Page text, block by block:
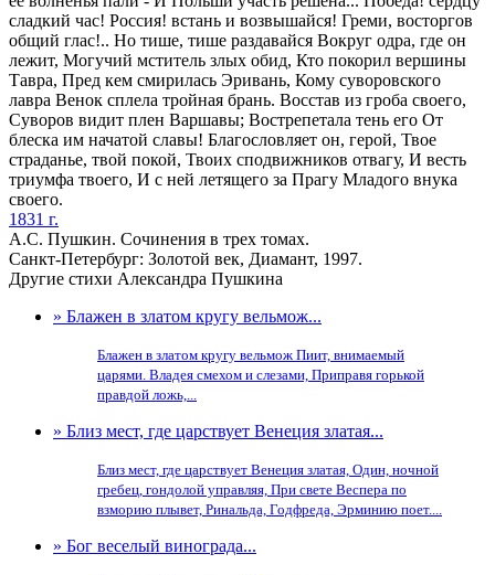
сладкий час! Россия! встань и возвышайся! Греми, восторгов
общий глас!.. Но тише, тише раздавайся Вокруг одра, где он
лежит, Могучий мститель злых обид, Кто покорил вершины
Тавра, Пред кем смирилась Эривань, Кому суворовского
лавра Венок сплела тройная брань. Восстав из гроба своего,
Суворов видит плен Варшавы; Вострепетала тень его От
блеска им начатой славы! Благословляет он, герой, Твое
страданье, твой покой, Твоих сподвижников отвагу, И весть
триумфа твоего, И с ней летящего за Прагу Младого внука
своего.
1831 г.
А.С. Пушкин. Сочинения в трех томах.
Санкт-Петербург: Золотой век, Диамант, 1997.
Другие стихи Александра Пушкина
» Блажен в златом кругу вельмож...
Блажен в златом кругу вельмож Пиит, внимаемый
царями. Владея смехом и слезами, Приправя горькой
правдой ложь,...
» Близ мест, где царствует Венеция златая...
Близ мест, где царствует Венеция златая, Один, ночной
гребец, гондолой управляя, При свете Веспера по
взморию плывет, Ринальда, Годфреда, Эрминию поет....
» Бог веселый винограда...